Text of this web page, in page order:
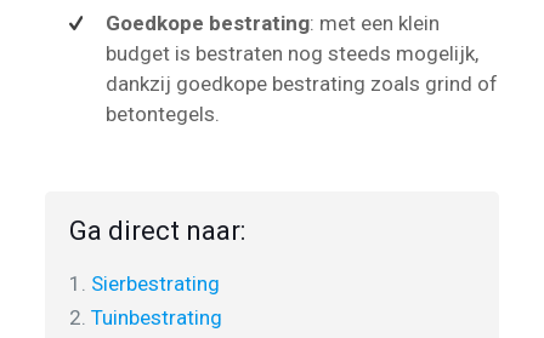
Goedkope bestrating: met een klein
budget is bestraten nog steeds mogelijk,
dankzij goedkope bestrating zoals grind of
betontegels.
Ga direct naar:
1. Sierbestrating
2. Tuinbestrating